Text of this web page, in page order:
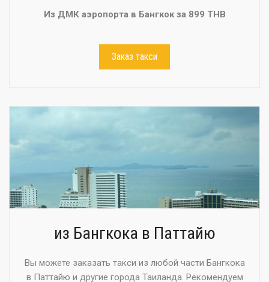
Из ДМК аэропорта в Бангкок за 899 THB
Заказ такси
из Бангкока в Паттайю
Вы можете заказать такси из любой части Бангкока
в Паттайю и другие города Таиланда. Рекомендуем